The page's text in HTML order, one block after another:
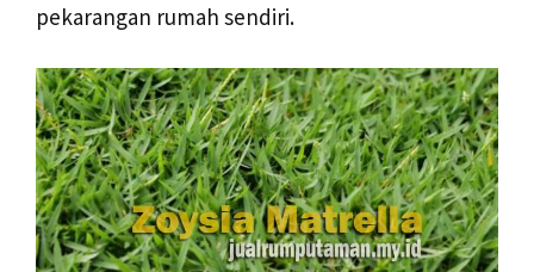
pekarangan rumah sendiri.